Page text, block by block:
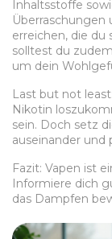
Inhaltsstoffe
Überraschungen
erreichen, die du
solltest du
um dein
Last but not
Nikotin
sein. Doch setz
auseinander und
Fazit: Vapen ist
Informiere dich
das Dampfen